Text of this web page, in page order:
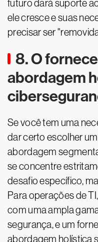
futuro dará suporte
ele cresce e suas
precisar ser
8. O
abordagem
Se você tem uma
dar certo escolher
abordagem
se concentre
desafio específico,
Para operações de
com uma ampla
segurança, e um
abordagem holística